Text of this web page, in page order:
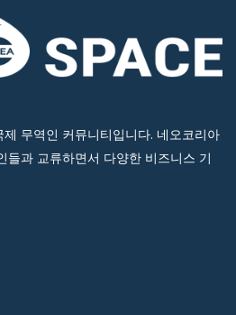
무역인 커뮤니티입니다. 네오코리아
들과 교류하면서 다양한 비즈니스 기